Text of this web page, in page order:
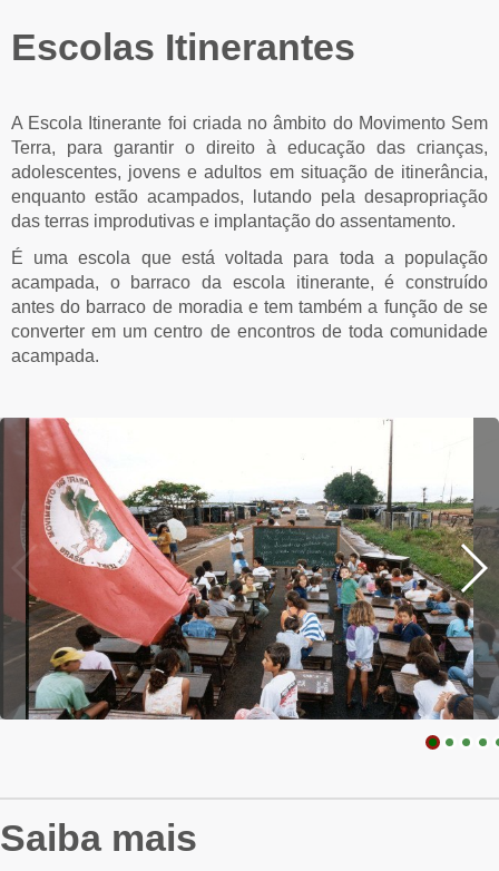
Escolas Itinerantes
A Escola Itinerante foi criada no âmbito do Movimento Sem
Terra, para garantir o direito à educação das crianças,
adolescentes, jovens e adultos em situação de itinerância,
enquanto estão acampados, lutando pela desapropriação
das terras improdutivas e implantação do assentamento.
É uma escola que está voltada para toda a população
acampada, o barraco da escola itinerante, é construído
antes do barraco de moradia e tem também a função de se
converter em um centro de encontros de toda comunidade
acampada.
Saiba mais